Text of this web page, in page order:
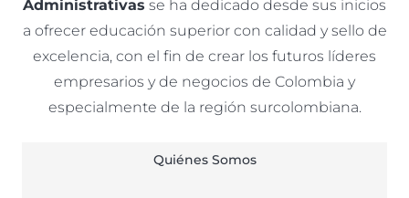
Administrativas se ha dedicado desde sus inicios
a ofrecer educación superior con calidad y sello de
excelencia, con el fin de crear los futuros líderes
empresarios y de negocios de Colombia y
especialmente de la región surcolombiana.
Quiénes Somos